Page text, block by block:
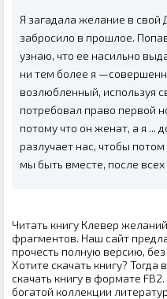
Я загадала желание в свой
забросило в прошлое.
узнаю, что ее насильно
ни тем более я
возлюбленный, используя
потребовал право первой
потому что он женат, а я ...
разлучает нас, чтобы
мы быть вместе, после
Читать книгу Клевер
фрагментов. Наш сайт
прочесть полную версию,
Хотите скачать книгу?
скачать книгу в формате
богатой коллекции